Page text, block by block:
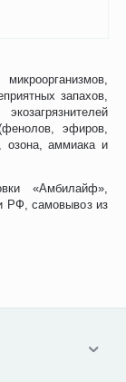
запахов,
эфиров,
озона, аммиака и
«Амбилайф»,
РФ, самовывоз из